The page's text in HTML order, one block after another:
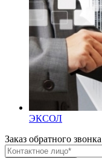
ЭКСОЛ
Заказ обратного звонка